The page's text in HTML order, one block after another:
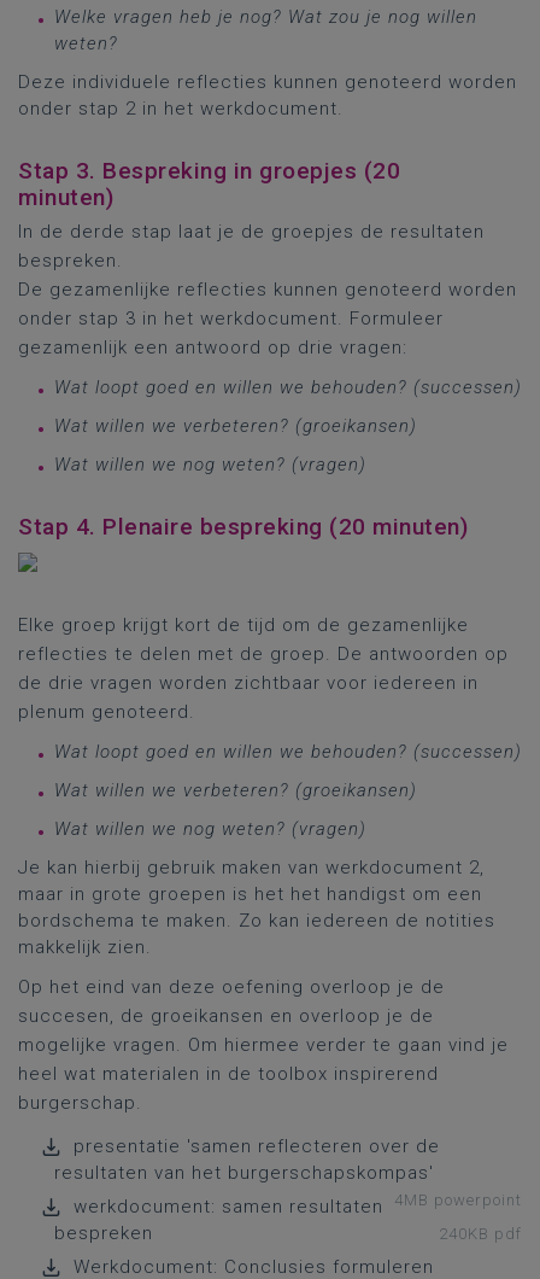
Welke vragen heb je nog? Wat zou je nog willen
weten?
Deze individuele reflecties kunnen genoteerd worden
onder stap 2 in het werkdocument.
Stap 3. Bespreking in groepjes (20
minuten)
In de derde stap laat je de groepjes de resultaten
bespreken.
De gezamenlijke reflecties kunnen genoteerd worden
onder stap 3 in het werkdocument. Formuleer
gezamenlijk een antwoord op drie vragen:
Wat loopt goed en willen we behouden? (successen)
Wat willen we verbeteren? (groeikansen)
Wat willen we nog weten? (vragen)
Stap 4. Plenaire bespreking (20 minuten)
Elke groep krijgt kort de tijd om de gezamenlijke
reflecties te delen met de groep. De antwoorden op
de drie vragen worden zichtbaar voor iedereen in
plenum genoteerd.
Wat loopt goed en willen we behouden? (successen)
Wat willen we verbeteren? (groeikansen)
Wat willen we nog weten? (vragen)
Je kan hierbij gebruik maken van werkdocument 2,
maar in grote groepen is het het handigst om een
bordschema te maken. Zo kan iedereen de notities
makkelijk zien.
Op het eind van deze oefening overloop je de
succesen, de groeikansen en overloop je de
mogelijke vragen. Om hiermee verder te gaan vind je
heel wat materialen in de toolbox inspirerend
burgerschap.
presentatie 'samen reflecteren over de
resultaten van het burgerschapskompas'
4MB powerpoint
werkdocument: samen resultaten
bespreken
240KB pdf
Werkdocument: Conclusies formuleren